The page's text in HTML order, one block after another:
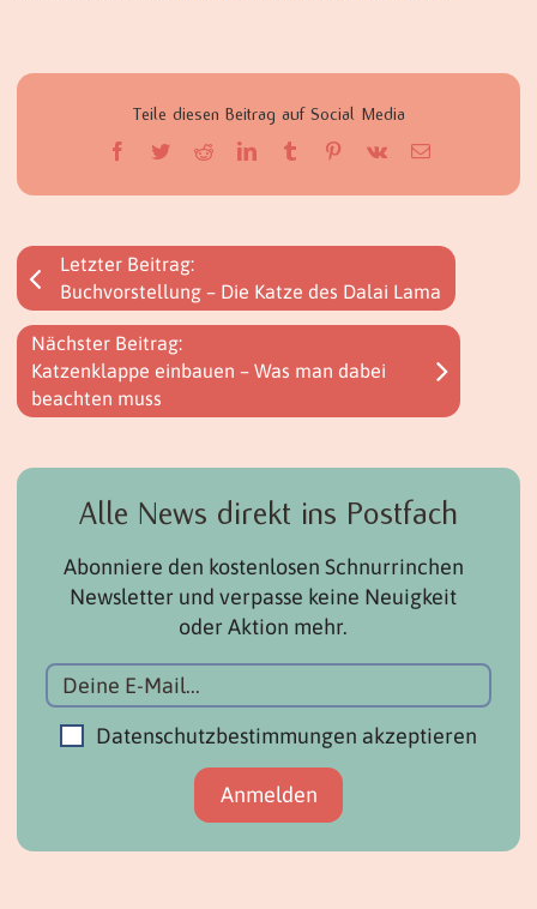
Teile diesen Beitrag auf Social Media
Facebook
TwitterRedditLinkedInTumblr Pinterest
Vk
E-
Letzter Beitrag:
Buchvorstellung – Die Katze des Dalai Lama
Nächster Beitrag:
Katzenklappe einbauen – Was man dabei
beachten muss
Alle News direkt ins Postfach
Abonniere den kostenlosen Schnurrinchen
Newsletter und verpasse keine Neuigkeit
oder Aktion mehr.
Datenschutzbestimmungen akzeptieren